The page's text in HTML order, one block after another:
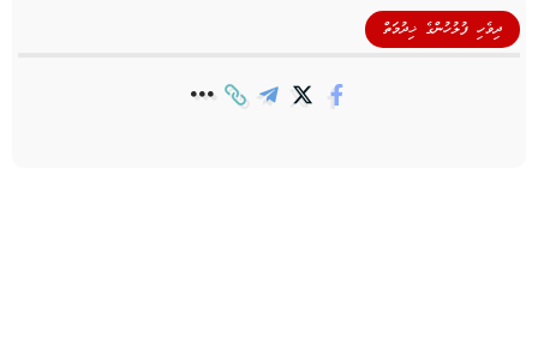
ދިވެހި ފުލުހުންގެ ޚިދުމަތް